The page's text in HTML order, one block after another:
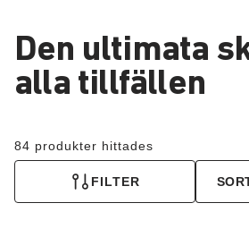
Den ultimata
alla tillfällen
84 produkter hittades
FILTER